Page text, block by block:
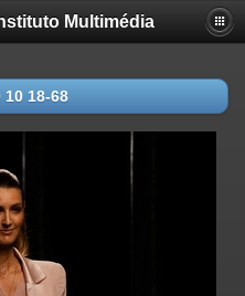
Multimédia
10 18-68